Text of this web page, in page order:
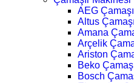
AEG
Altus
Amana
Arçelik
Ariston
Beko
Bosch